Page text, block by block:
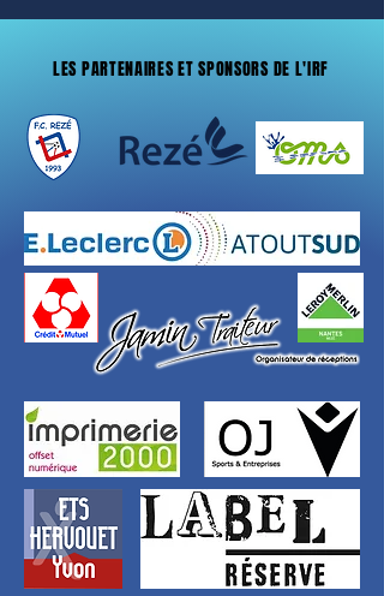
LES PARTENAIRES ET SPONSORS DE L'IRF